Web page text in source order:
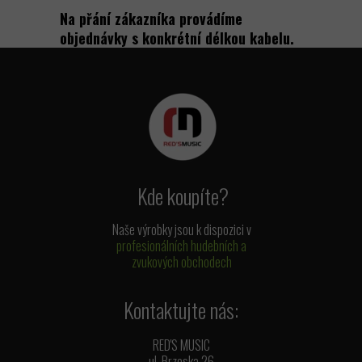
Na přání zákazníka provádíme
objednávky s konkrétní délkou kabelu.
Naše výrobky jsou k dispozici v
profesionálních hudebních a
zvukových obchodech
Kde koupíte?
Kontaktujte nás:
RED'S MUSIC